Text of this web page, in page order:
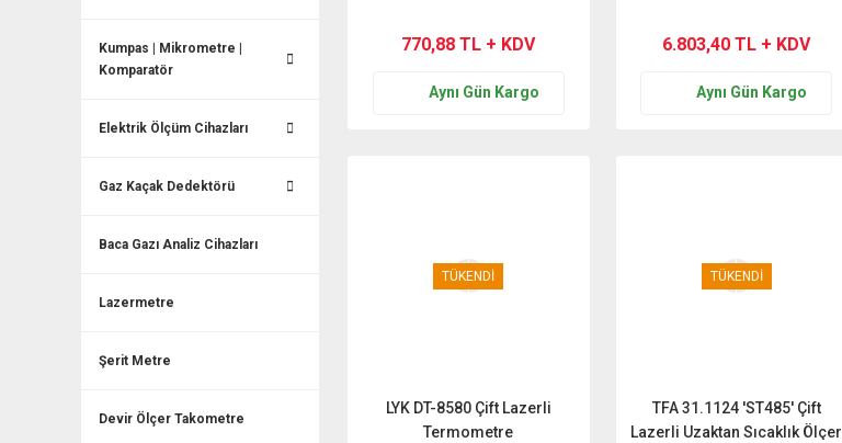
Kumpas | Mikrometre |
Komparatör
Elektrik Ölçüm Cihazları
Gaz Kaçak Dedektörü
Baca Gazı Analiz Cihazları
Lazermetre
Şerit Metre
Devir Ölçer Takometre
770,88 TL + KDV
Aynı Gün Kargo
6.803,40 TL + KDV
Aynı Gün Kargo
TÜKENDİ
LYK DT-8580 Çift Lazerli
Termometre
TÜKENDİ
TFA 31.1124 'ST485' Çift
Lazerli Uzaktan Sıcaklık Ölçer